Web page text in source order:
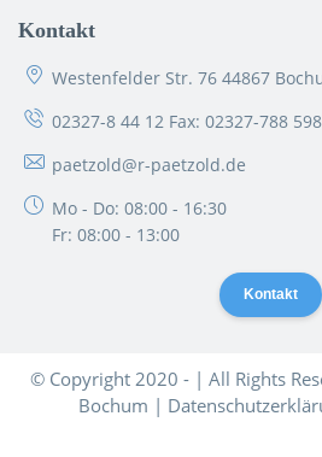
Kontakt
Westenfelder Str. 76 44867
02327-8 44 12 Fax: 02327-788 598
paetzold@r-paetzold.de
Mo - Do: 08:00 - 16:30
Fr: 08:00 - 13:00
Kontakt
© Copyright 2020 - | All Rights
Bochum |